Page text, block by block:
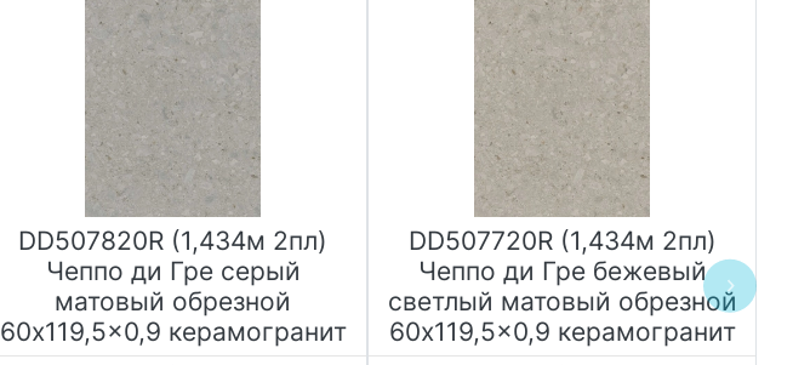
DD507820R (1,434м 2пл)
Чеппо ди Гре серый
матовый обрезной
60x119,5x0,9 керамогранит
DD507720R (1,434м 2пл)
Чеппо ди Гре бежевый
светлый матовый обрезной
60x119,5x0,9 керамогранит